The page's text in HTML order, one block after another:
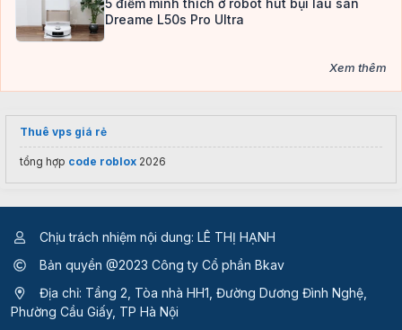
5 điểm mình thích ở robot hút bụi lau sàn
Dreame L50s Pro Ultra
Xem thêm
Thuê vps giá rẻ
tổng hợp code roblox 2026
Chịu trách nhiệm nội dung: LÊ THỊ HẠNH
Bản quyền @2023 Công ty Cổ phần Bkav
Địa chỉ: Tầng 2, Tòa nhà HH1, Đường Dương Đình Nghệ,
Phường Cầu Giấy, TP Hà Nội